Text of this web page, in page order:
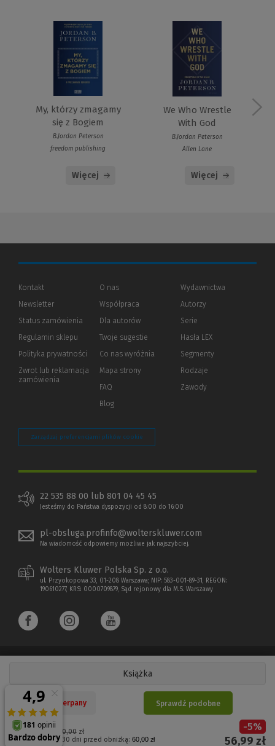
Książka
Cena regularna: 60,00zł
Najniższa cena z 30 dni przed obniżką:60,00 zł
-5%
56,99 zł
Nakład wyczerpany Sprawdź podobne
My, którzy zmagamy
się z Bogiem
B.Jordan Peterson
freedom publishing
Więcej
We Who Wrestle
With God
B.Jordan Peterson
Allen Lane
Więcej
Kontakt
Newsletter
Status zamówienia
Regulamin sklepu
Polityka prywatności (Nowe
(Link
innej
Zwrot lub reklamacja
zamówienia
O nas
Współpraca
Dla autorów(Nowe
(Link
innej
strony)
Twoje sugestie
Co nas wyróżnia
Mapa strony
FAQ
Blog
Wydawnictwa
Autorzy
Serie
Hasła LEX
Segmenty
Rodzaje
Zawody
Zarządzaj preferencjami plików cookie
22 535 88 00 lub 801 04 45 45
Jesteśmy do Państwa dyspozycji od 8:00 do 16:00
pl-obsluga.profinfo@wolterskluwer.com
Na wiadomość odpowiemy możliwe jak najszybciej.
Wolters Kluwer Polska Sp. z o.o.
ul. Przyokopowa 33, 01-208 Warszawa; NIP: 583-001-89-31, REGON:
190610277, KRS: 0000709879, Sąd rejonowy dla M.S. Warszawy
Copyright 1997 - 2026 Wolters Kluwer Polska Sp. z o.o.
Płatności elektroniczne
(Nowe
okno)
(Link
do